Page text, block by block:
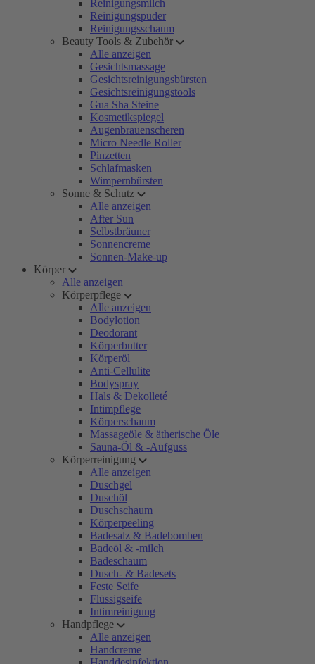
Reinigungsmilch
Reinigungspuder
Reinigungsschaum
Beauty Tools & Zubehör
Alle anzeigen
Gesichtsmassage
Gesichtsreinigungsbürsten
Gesichtsreinigungstools
Gua Sha Steine
Kosmetikspiegel
Augenbrauenscheren
Micro Needle Roller
Pinzetten
Schlafmasken
Wimpernbürsten
Sonne & Schutz
Alle anzeigen
After Sun
Selbstbräuner
Sonnencreme
Sonnen-Make-up
Körper
Alle anzeigen
Körperpflege
Alle anzeigen
Bodylotion
Deodorant
Körperbutter
Körperöl
Anti-Cellulite
Bodyspray
Hals & Dekolleté
Intimpflege
Körperschaum
Massageöle & ätherische Öle
Sauna-Öl & -Aufguss
Körperreinigung
Alle anzeigen
Duschgel
Duschöl
Duschschaum
Körperpeeling
Badesalz & Badebomben
Badeöl & -milch
Badeschaum
Dusch- & Badesets
Feste Seife
Flüssigseife
Intimreinigung
Handpflege
Alle anzeigen
Handcreme